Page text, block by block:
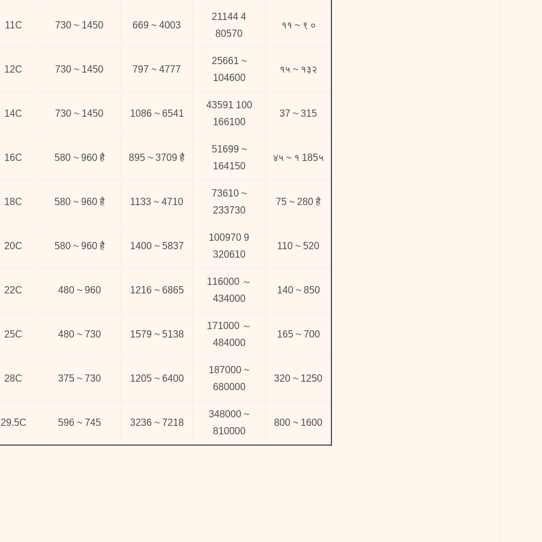
11C 730 ~ 1450 669 ~ 4003
21144 4
80570
११ ~ ९ ०
12C 730 ~ 1450 797 ~ 4777
25661 ~
104600
१५ ~ १३२
14C 730 ~ 1450 1086 ~ 6541
43591 100
166100
37 ~ 315
16C 580 ~ 960 है 895 ~ 3709 है
51699 ~
164150
४५ ~ १ 185५
18C 580 ~ 960 है 1133 ~ 4710
73610 ~
233730
75 ~ 280 है
20C 580 ~ 960 है 1400 ~ 5837
100970 9
320610
110 ~ 520
22C 480 ~ 960 1216 ~ 6865
116000 ～
434000
140 ~ 850
25C 480 ~ 730 1579 ~ 5138
171000 ～
484000
165 ~ 700
28C 375 ~ 730 1205 ~ 6400
187000 ~
680000
320 ~ 1250
29.5C 596 ~ 745 3236 ~ 7218
348000 ~
810000
800 ~ 1600